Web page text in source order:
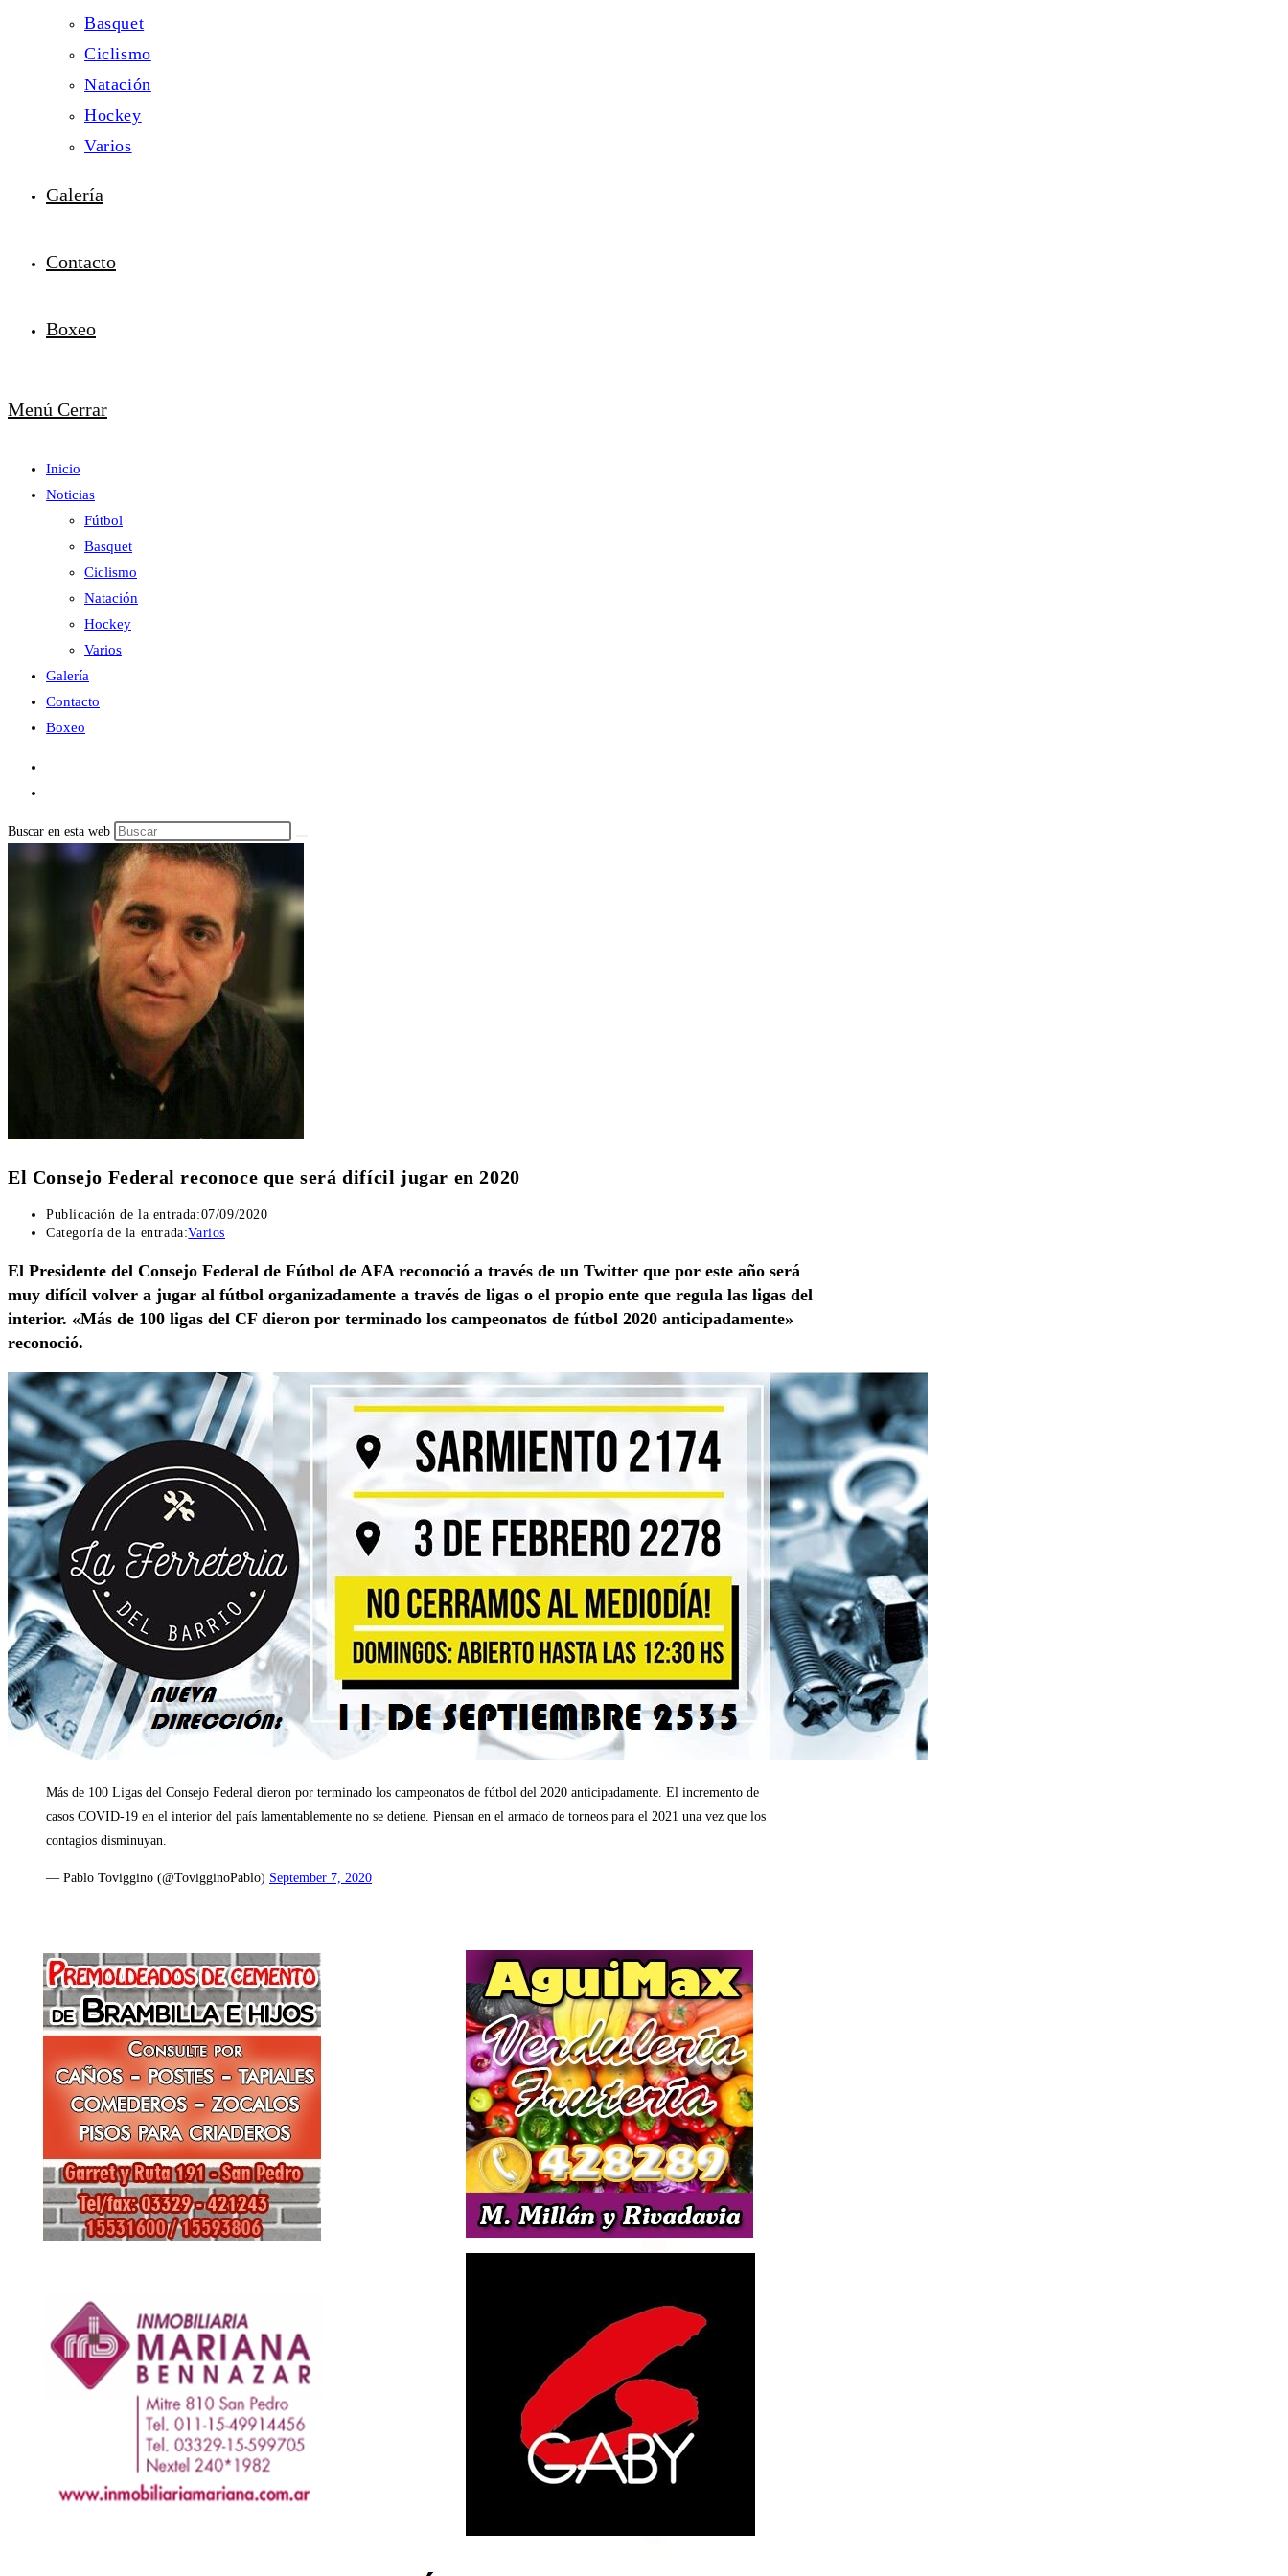
Basquet
Ciclismo
Natación
Hockey
Varios
Galería
Contacto
Boxeo
Menú Cerrar
Inicio
Noticias
Fútbol
Basquet
Ciclismo
Natación
Hockey
Varios
Galería
Contacto
Boxeo
Buscar en esta web
El Consejo Federal reconoce que será difícil jugar en 2020
Publicación de la entrada:07/09/2020
Categoría de la entrada:Varios
El Presidente del Consejo Federal de Fútbol de AFA reconoció a través de un Twitter que por este año será
muy difícil volver a jugar al fútbol organizadamente a través de ligas o el propio ente que regula las ligas del
interior. «Más de 100 ligas del CF dieron por terminado los campeonatos de fútbol 2020 anticipadamente»
reconoció.
Más de 100 Ligas del Consejo Federal dieron por terminado los campeonatos de fútbol del 2020 anticipadamente. El incremento de
casos COVID-19 en el interior del país lamentablemente no se detiene. Piensan en el armado de torneos para el 2021 una vez que los
contagios disminuyan.
— Pablo Toviggino (@TovigginoPablo) September 7, 2020